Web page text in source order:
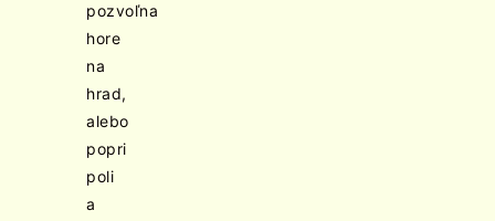
pozvoľna
hore
na
hrad,
alebo
popri
poli
a